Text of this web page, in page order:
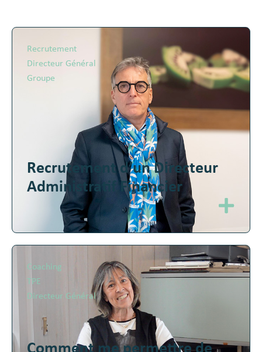
Recrutement
Directeur Général
Groupe
Recrutement d’un Directeur
Administratif Financier
Coaching
TPE
Directeur Général